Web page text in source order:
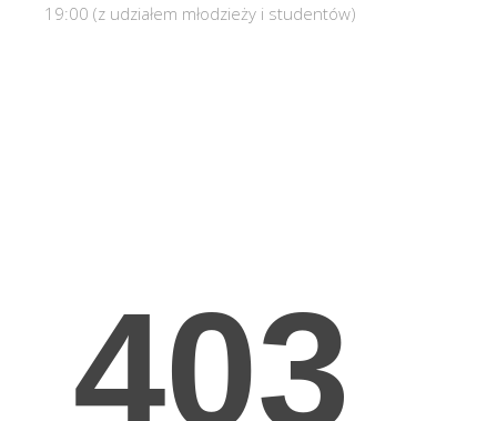
19:00 (z udziałem młodzieży i studentów)